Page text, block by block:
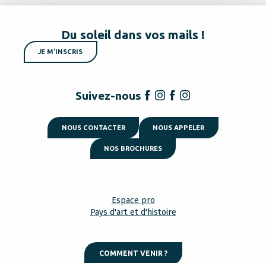
Du soleil dans vos mails !
JE M'INSCRIS
Suivez-nous
NOUS CONTACTER NOUS APPELER
NOS BROCHURES
Espace pro
Pays d'art et d'histoire
COMMENT VENIR ?